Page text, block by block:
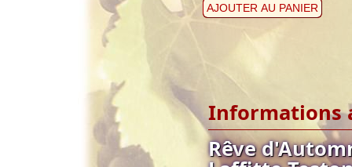
AJOUTER AU PANIER
Informations
Rêve